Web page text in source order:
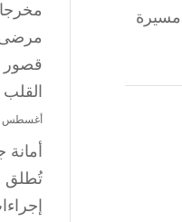
في مسيرة
قصور
القلب
أغسطس 6, 2026
أمانة
تُطلق